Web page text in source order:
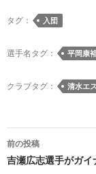
e
b
o
o
k
y
タグ： 入団
選手名タグ： 平岡康
クラブタグ： 清水エ
投
稿
前の投稿
吉瀬広志選手がガ